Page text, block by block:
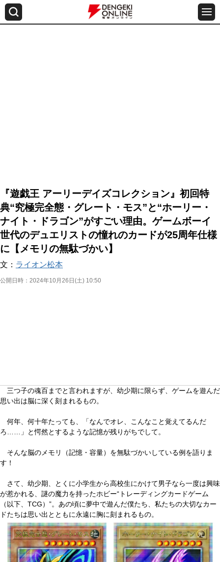
『遊戯王 アーリーデイズコレクション』初回特
典“究極完全態・グレート・モス”と“ホーリー・
ナイト・ドラゴン”がすごい理由。ゲームボーイ
世代のデュエリストの憧れのカードが25周年仕様
に【メモリの無駄づかい】
文： ライオン松本
公開日時： 2024年10月26日(土) 10:50
三つ子の魂百までと言われますが、幼少期に限らず、ゲームを遊んだ
思い出は脳に深く刻まれるもの。
何年、何十年たっても、「なんでオレ、こんなこと覚えてるんだ
ろ……」と愕然とするような記憶が残りがちでして。
そんな脳のメモリ（記憶・容量）を無駄づかいしている例を語りま
す！
さて、幼少期、とくに小学生から高校生にかけて男子なら一度は興味
が惹かれる、謎の魔力を持ったホビー“トレーディングカードゲーム
（以下、TCG）”。あの頃に夢中で遊んだ僕たち、私たちの大切なカー
ドたちは思い出とともに永遠に胸に刻まれるもの。